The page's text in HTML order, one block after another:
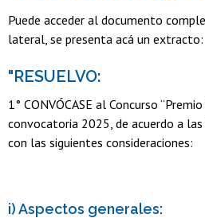
Puede acceder al documento
lateral, se presenta acá un extracto:
"RESUELVO:
1° CONVÓCASE al Concurso
convocatoria 2025, de acuerdo a
con las siguientes consideraciones:
i) Aspectos generales: